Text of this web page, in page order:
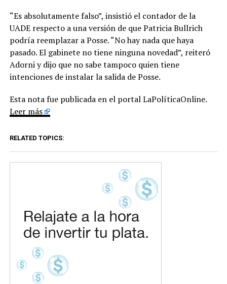
“Es absolutamente falso”, insistió el contador de la
UADE respecto a una versión de que Patricia Bullrich
podría reemplazar a Posse. “No hay nada que haya
pasado. El gabinete no tiene ninguna novedad”, reiteró
Adorni y dijo que no sabe tampoco quien tiene
intenciones de instalar la salida de Posse.
Esta nota fue publicada en el portal LaPolíticaOnline.
Leer más
RELATED TOPICS: